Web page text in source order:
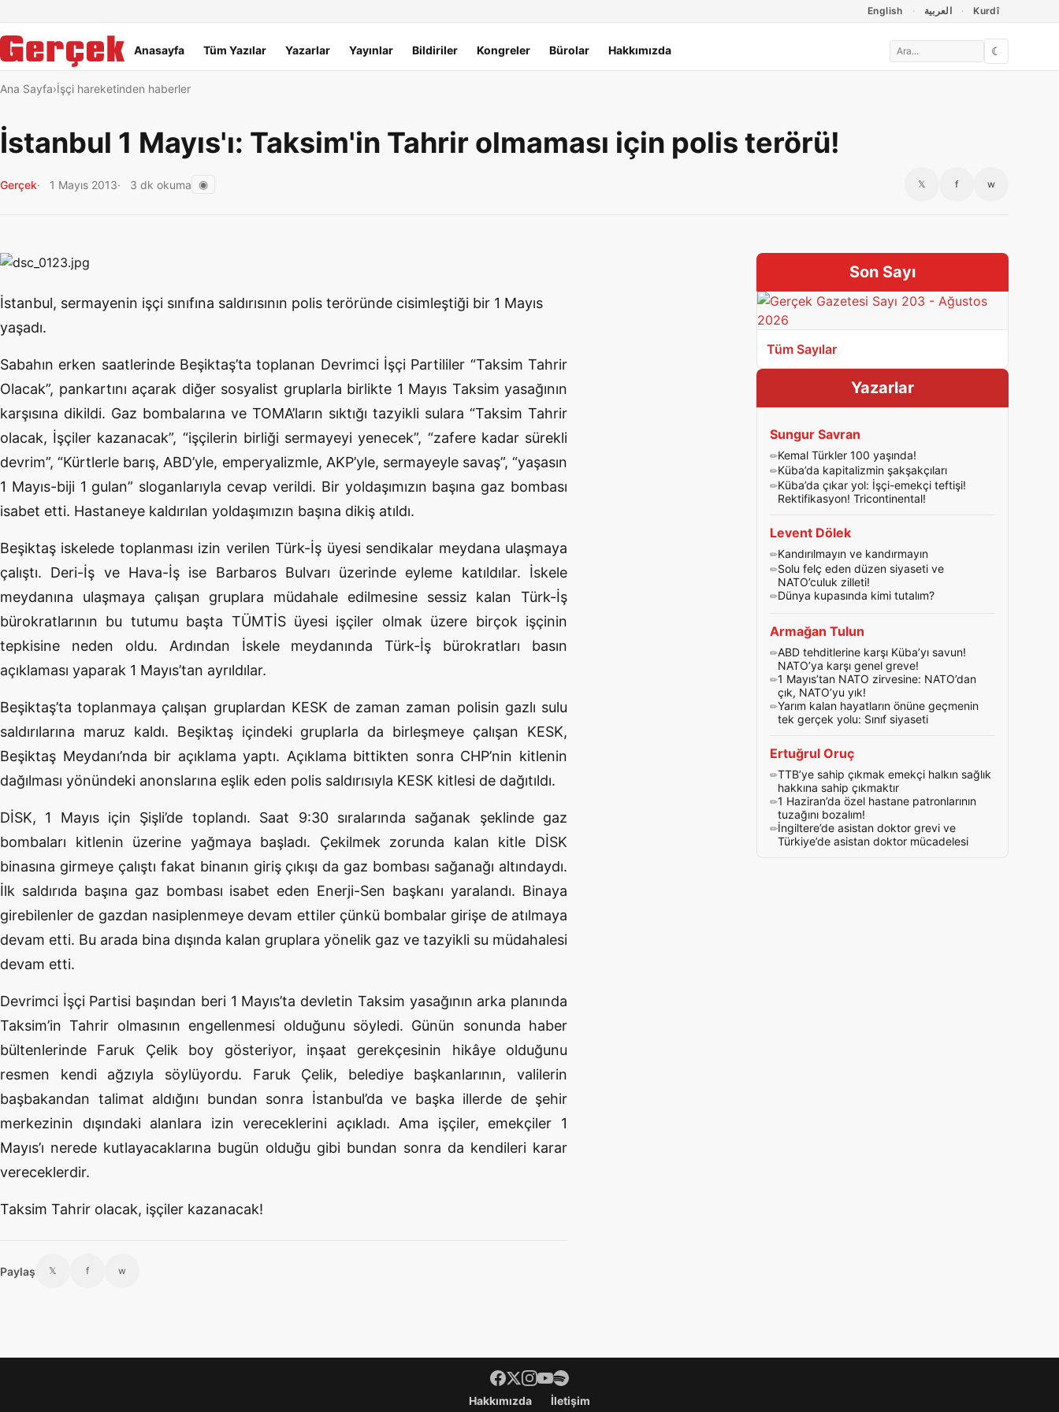
English العربية Kurdî
Ana menü
Anasayfa Tüm Yazılar Yazarlar Yayınlar Bildiriler Kongreler Bürolar Hakkımızda ☾
Ana Sayfa İşçi hareketinden haberler
İstanbul 1 Mayıs'ı: Taksim'in Tahrir olmaması için polis terörü!
Gerçek 1 Mayıs 2013 3 dk okuma ◉ 𝕏 f w
İstanbul, sermayenin işçi sınıfına saldırısının polis teröründe cisimleştiği bir 1 Mayıs
yaşadı.
Sabahın erken saatlerinde Beşiktaş’ta toplanan Devrimci İşçi Partililer “Taksim Tahrir
Olacak”, pankartını açarak diğer sosyalist gruplarla birlikte 1 Mayıs Taksim yasağının
karşısına dikildi. Gaz bombalarına ve TOMA’ların sıktığı tazyikli sulara “Taksim Tahrir
olacak, İşçiler kazanacak”, “işçilerin birliği sermayeyi yenecek”, “zafere kadar sürekli
devrim”, “Kürtlerle barış, ABD’yle, emperyalizmle, AKP’yle, sermayeyle savaş”, “yaşasın
1 Mayıs-biji 1 gulan” sloganlarıyla cevap verildi. Bir yoldaşımızın başına gaz bombası
isabet etti. Hastaneye kaldırılan yoldaşımızın başına dikiş atıldı.
Beşiktaş iskelede toplanması izin verilen Türk-İş üyesi sendikalar meydana ulaşmaya
çalıştı. Deri-İş ve Hava-İş ise Barbaros Bulvarı üzerinde eyleme katıldılar. İskele
meydanına ulaşmaya çalışan gruplara müdahale edilmesine sessiz kalan Türk-İş
bürokratlarının bu tutumu başta TÜMTİS üyesi işçiler olmak üzere birçok işçinin
tepkisine neden oldu. Ardından İskele meydanında Türk-İş bürokratları basın
açıklaması yaparak 1 Mayıs’tan ayrıldılar.
Beşiktaş’ta toplanmaya çalışan gruplardan KESK de zaman zaman polisin gazlı sulu
saldırılarına maruz kaldı. Beşiktaş içindeki gruplarla da birleşmeye çalışan KESK,
Beşiktaş Meydanı’nda bir açıklama yaptı. Açıklama bittikten sonra CHP’nin kitlenin
dağılması yönündeki anonslarına eşlik eden polis saldırısıyla KESK kitlesi de dağıtıldı.
DİSK, 1 Mayıs için Şişli’de toplandı. Saat 9:30 sıralarında sağanak şeklinde gaz
bombaları kitlenin üzerine yağmaya başladı. Çekilmek zorunda kalan kitle DİSK
binasına girmeye çalıştı fakat binanın giriş çıkışı da gaz bombası sağanağı altındaydı.
İlk saldırıda başına gaz bombası isabet eden Enerji-Sen başkanı yaralandı. Binaya
girebilenler de gazdan nasiplenmeye devam ettiler çünkü bombalar girişe de atılmaya
devam etti. Bu arada bina dışında kalan gruplara yönelik gaz ve tazyikli su müdahalesi
devam etti.
Devrimci İşçi Partisi başından beri 1 Mayıs’ta devletin Taksim yasağının arka planında
Taksim’in Tahrir olmasının engellenmesi olduğunu söyledi. Günün sonunda haber
bültenlerinde Faruk Çelik boy gösteriyor, inşaat gerekçesinin hikâye olduğunu
resmen kendi ağzıyla söylüyordu. Faruk Çelik, belediye başkanlarının, valilerin
başbakandan talimat aldığını bundan sonra İstanbul’da ve başka illerde de şehir
merkezinin dışındaki alanlara izin vereceklerini açıkladı. Ama işçiler, emekçiler 1
Mayıs’ı nerede kutlayacaklarına bugün olduğu gibi bundan sonra da kendileri karar
vereceklerdir.
Taksim Tahrir olacak, işçiler kazanacak!
Paylaş 𝕏 f w
Son Sayı
Tüm Sayılar
Yazarlar
Sungur Savran
Kemal Türkler 100 yaşında!
Küba’da kapitalizmin şakşakçıları
Küba’da çıkar yol: İşçi-emekçi teftişi!
Rektifikasyon! Tricontinental!
Levent Dölek
Kandırılmayın ve kandırmayın
Solu felç eden düzen siyaseti ve
NATO’culuk zilleti!
Dünya kupasında kimi tutalım?
Armağan Tulun
ABD tehditlerine karşı Küba’yı savun!
NATO’ya karşı genel greve!
1 Mayıs’tan NATO zirvesine: NATO’dan
çık, NATO’yu yık!
Yarım kalan hayatların önüne geçmenin
tek gerçek yolu: Sınıf siyaseti
Ertuğrul Oruç
TTB’ye sahip çıkmak emekçi halkın sağlık
hakkına sahip çıkmaktır
1 Haziran’da özel hastane patronlarının
tuzağını bozalım!
İngiltere’de asistan doktor grevi ve
Türkiye’de asistan doktor mücadelesi
Hakkımızda İletişim